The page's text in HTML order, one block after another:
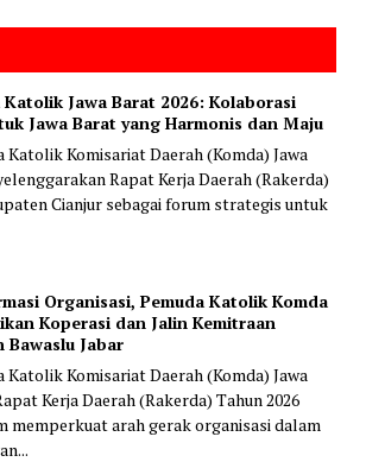
Katolik Jawa Barat 2026: Kolaborasi
Jawa Barat yang Harmonis dan Maju
Katolik Komisariat Daerah (Komda) Jawa
Rapat Kerja Daerah (Rakerda)
Cianjur sebagai forum strategis untuk
Organisasi, Pemuda Katolik Komda
Koperasi dan Jalin Kemitraan
Jabar
Katolik Komisariat Daerah (Komda) Jawa
Kerja Daerah (Rakerda) Tahun 2026
memperkuat arah gerak organisasi dalam